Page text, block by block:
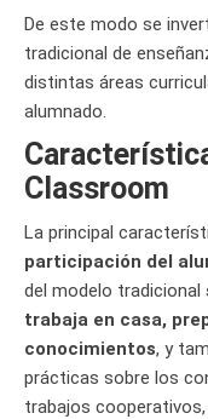
De este modo se
tradicional de
distintas áreas
alumnado.
Classroom
La principal
participación del
del modelo tradicional
trabaja en casa,
conocimientos, y
prácticas sobre los
trabajos